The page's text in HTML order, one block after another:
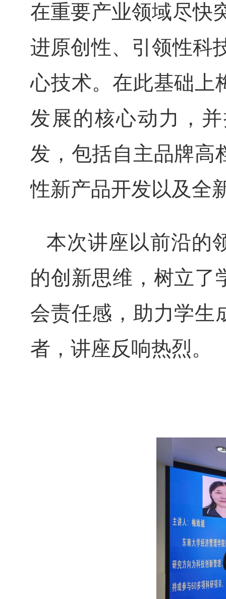
在重要产业领域尽快
进原创性、引领性科
心技术。在此基础上
发展的核心动力，
发，包括自主品牌高
性新产品开发以及全
本次讲座以前沿的
的创新思维，树立了
会责任感，助力学生
者，讲座反响热烈。